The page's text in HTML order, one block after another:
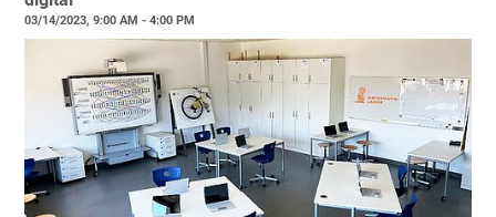
03/14/2023, 9:00 AM - 4:00 PM